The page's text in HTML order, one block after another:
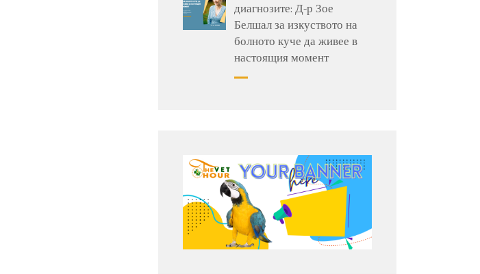
диагнозите: Д-р Зое
Белшал за изкуството на
болното куче да живее в
настоящия момент